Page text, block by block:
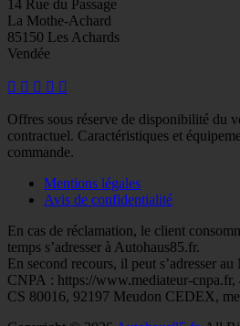
14 Rue du Passage
La Mothe-Achard
85150 Les Achards
Vendée
Facebook
Googleplus
E- Instagram
Offres sous réserve de disponibilité du
contractuel. Caractéristiques et
commande.
Mentions légales
Avis de confidentialité
En cas de réclamation, le client
temps s’adresser à Autohaus85.fr.
En second recours, il peut s’adresser
CNPA : https://www.mediateur-cnpa.fr,
CS 80016, 92197 Meudon CEDEX,